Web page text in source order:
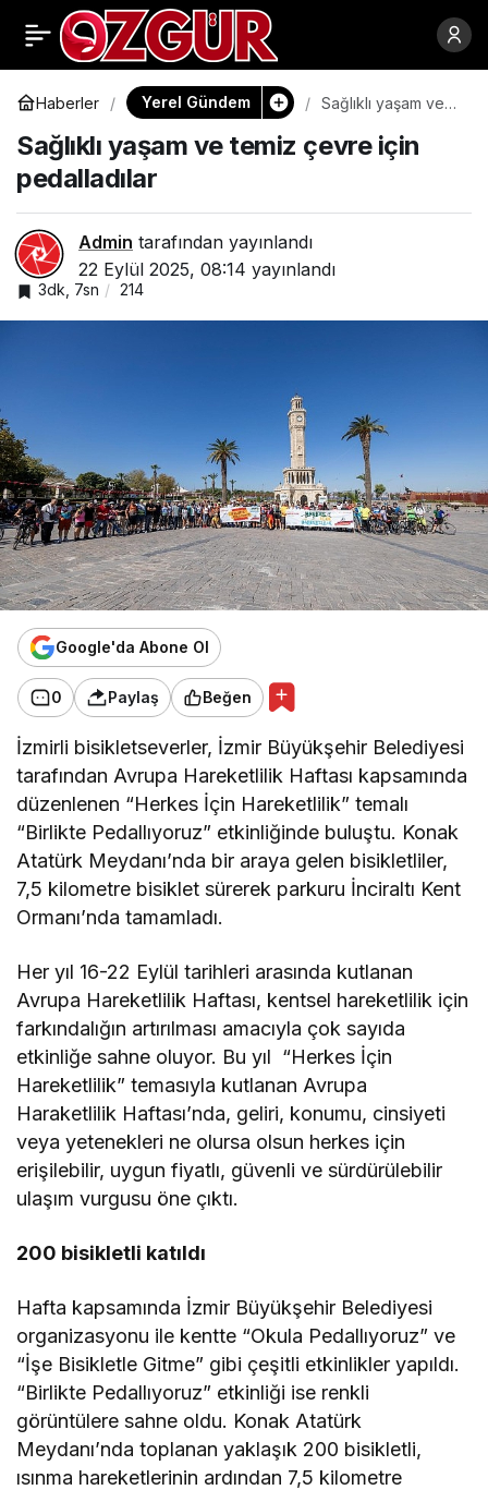
Haberler Yerel Gündem
Sağlıklı yaşam ve
pedalladılar
Sağlıklı yaşam ve temiz çevre için
pedalladılar
Admin tarafından yayınlandı
22 Eylül 2025, 08:14 yayınlandı
3dk, 7sn 214
Google'da Abone Ol
0 Paylaş Beğen
İzmirli bisikletseverler, İzmir Büyükşehir Belediyesi
tarafından Avrupa Hareketlilik Haftası kapsamında
düzenlenen “Herkes İçin Hareketlilik” temalı
“Birlikte Pedallıyoruz” etkinliğinde buluştu. Konak
Atatürk Meydanı’nda bir araya gelen bisikletliler,
7,5 kilometre bisiklet sürerek parkuru İnciraltı Kent
Ormanı’nda tamamladı.
Her yıl 16-22 Eylül tarihleri arasında kutlanan
Avrupa Hareketlilik Haftası, kentsel hareketlilik için
farkındalığın artırılması amacıyla çok sayıda
etkinliğe sahne oluyor. Bu yıl “Herkes İçin
Hareketlilik” temasıyla kutlanan Avrupa
Haraketlilik Haftası’nda, geliri, konumu, cinsiyeti
veya yetenekleri ne olursa olsun herkes için
erişilebilir, uygun fiyatlı, güvenli ve sürdürülebilir
ulaşım vurgusu öne çıktı.
200 bisikletli katıldı
Hafta kapsamında İzmir Büyükşehir Belediyesi
organizasyonu ile kentte “Okula Pedallıyoruz” ve
“İşe Bisikletle Gitme” gibi çeşitli etkinlikler yapıldı.
“Birlikte Pedallıyoruz” etkinliği ise renkli
görüntülere sahne oldu. Konak Atatürk
Meydanı’nda toplanan yaklaşık 200 bisikletli,
ısınma hareketlerinin ardından 7,5 kilometre
İzmir İtfaiyesi
fabrikayı saran
alevleri söndürdü
Paylaş